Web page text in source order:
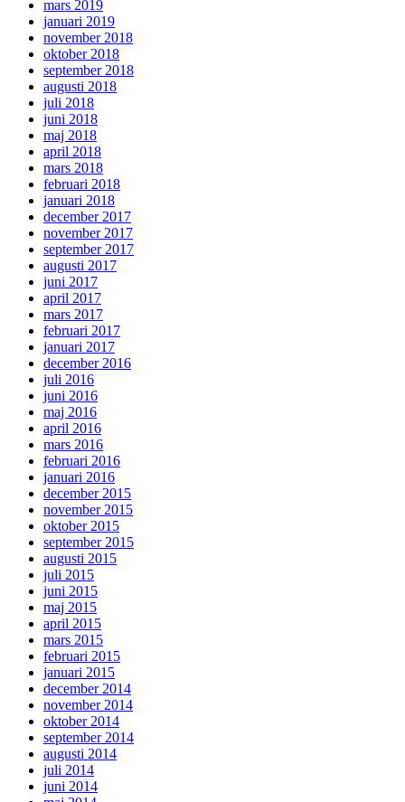
mars 2019
januari 2019
november 2018
oktober 2018
september 2018
augusti 2018
juli 2018
juni 2018
maj 2018
april 2018
mars 2018
februari 2018
januari 2018
december 2017
november 2017
september 2017
augusti 2017
juni 2017
april 2017
mars 2017
februari 2017
januari 2017
december 2016
juli 2016
juni 2016
maj 2016
april 2016
mars 2016
februari 2016
januari 2016
december 2015
november 2015
oktober 2015
september 2015
augusti 2015
juli 2015
juni 2015
maj 2015
april 2015
mars 2015
februari 2015
januari 2015
december 2014
november 2014
oktober 2014
september 2014
augusti 2014
juli 2014
juni 2014